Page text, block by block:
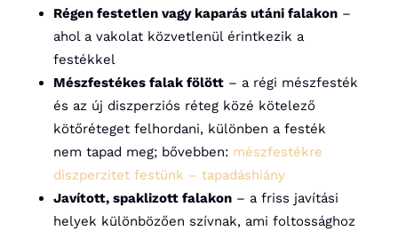
Régen festetlen vagy kaparás utáni falakon–
ahol a vakolat közvetlenül érintkezik a
festékkel
Mészfestékes falak fölött– a régi mészfesték
és az új diszperziós réteg közé kötelező
kötőréteget felhordani, különben a festék
nem tapad meg; bővebben: mészfestékre
diszperzitet festünk – tapadáshiány
Javított, spaklizott falakon– a friss javítási
helyek különbözően szívnak, ami foltossághoz